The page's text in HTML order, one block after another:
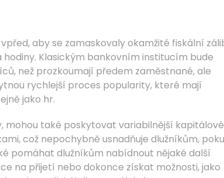
aby se zamaskovaly okamžité fiskální
Klasickým bankovním institucím bude
než prozkoumají předem zaměstnané, ale
rychlejší proces popularity, které mají
jako hr.
mohou také poskytovat variabilnější kapitálové
což nepochybně usnadňuje dlužníkům,
pomáhat dlužníkům nabídnout nějaké další
na přijetí nebo dokonce získat možnosti, jako